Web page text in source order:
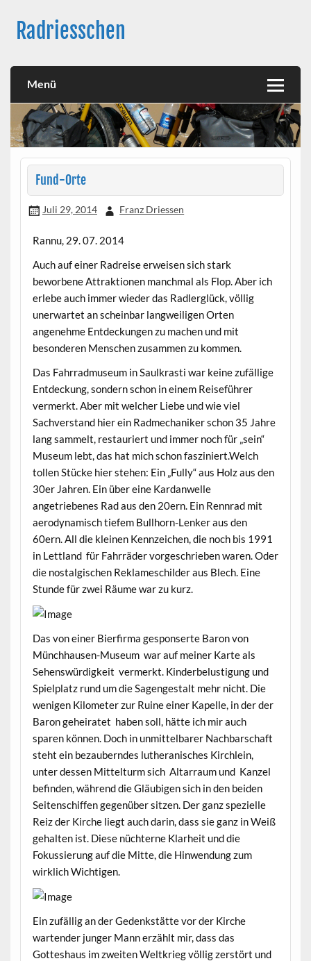
contentRadriesschen
Menü
Fund-Orte
Juli 29, 2014 Franz Driessen
Rannu, 29. 07. 2014
Auch auf einer Radreise erweisen sich stark
beworbene Attraktionen manchmal als Flop. Aber ich
erlebe auch immer wieder das Radlerglück, völlig
unerwartet an scheinbar langweiligen Orten
angenehme Entdeckungen zu machen und mit
besonderen Menschen zusammen zu kommen.
Das Fahrradmuseum in Saulkrasti war keine zufällige
Entdeckung, sondern schon in einem Reiseführer
vermerkt. Aber mit welcher Liebe und wie viel
Sachverstand hier ein Radmechaniker schon 35 Jahre
lang sammelt, restauriert und immer noch für „sein“
Museum lebt, das hat mich schon fasziniert.Welch
tollen Stücke hier stehen: Ein „Fully“ aus Holz aus den
30er Jahren. Ein über eine Kardanwelle
angetriebenes Rad aus den 20ern. Ein Rennrad mit
aerodynamisch tiefem Bullhorn-Lenker aus den
60ern. All die kleinen Kennzeichen, die noch bis 1991
in Lettland für Fahrräder vorgeschrieben waren. Oder
die nostalgischen Reklameschilder aus Blech. Eine
Stunde für zwei Räume war zu kurz.
Das von einer Bierfirma gesponserte Baron von
Münchhausen-Museum war auf meiner Karte als
Sehenswürdigkeit vermerkt. Kinderbelustigung und
Spielplatz rund um die Sagengestalt mehr nicht. Die
wenigen Kilometer zur Ruine einer Kapelle, in der der
Baron geheiratet haben soll, hätte ich mir auch
sparen können. Doch in unmittelbarer Nachbarschaft
steht ein bezauberndes lutheranisches Kirchlein,
unter dessen Mittelturm sich Altarraum und Kanzel
befinden, während die Gläubigen sich in den beiden
Seitenschiffen gegenüber sitzen. Der ganz spezielle
Reiz der Kirche liegt auch darin, dass sie ganz in Weiß
gehalten ist. Diese nüchterne Klarheit und die
Fokussierung auf die Mitte, die Hinwendung zum
wirklich Wichtigen.
Ein zufällig an der Gedenkstätte vor der Kirche
wartender junger Mann erzählt mir, dass das
Gotteshaus im zweiten Weltkrieg völlig zerstört und